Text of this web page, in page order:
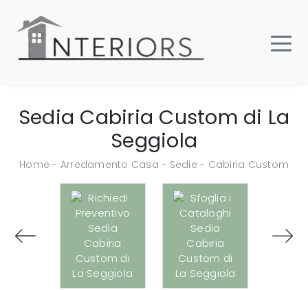
Sedia Cabiria Custom di La
Seggiola
Home - Arredamento Casa - Sedie - Cabiria Custom